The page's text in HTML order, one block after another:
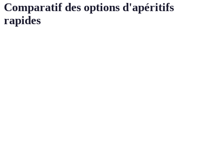
Comparatif des options d'apéritifs
rapides